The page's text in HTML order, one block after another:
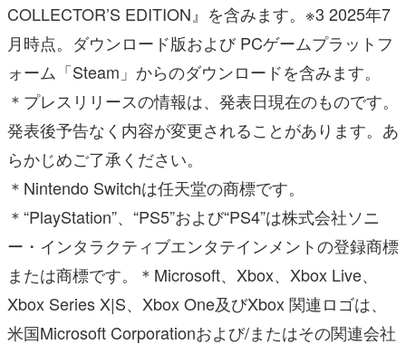
COLLECTOR’S EDITION』を含みます。※3 2025年7
月時点。ダウンロード版および PCゲームプラットフ
ォーム「Steam」からのダウンロードを含みます。
＊プレスリリースの情報は、発表日現在のものです。
発表後予告なく内容が変更されることがあります。あ
らかじめご了承ください。
＊Nintendo Switchは任天堂の商標です。
＊“PlayStation”、“PS5”および“PS4”は株式会社ソニ
ー・インタラクティブエンタテインメントの登録商標
または商標です。＊Microsoft、Xbox、Xbox Live、
Xbox Series X|S、Xbox One及びXbox 関連ロゴは、
米国Microsoft Corporationおよび/またはその関連会社